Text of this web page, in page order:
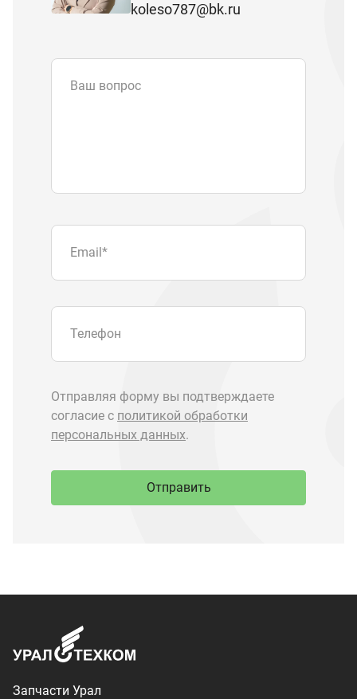
koleso787@bk.ru
Ваш вопрос
Запчасти Урал
Запчасти Камаз
Спецпредложения
Доставка и оплата
utkm@mail.ru